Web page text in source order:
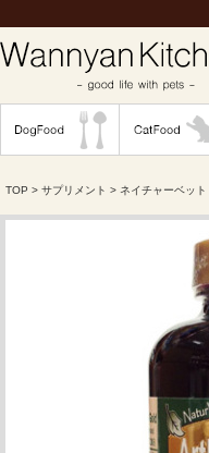
TOP > サプリメント > ネイチャーベット